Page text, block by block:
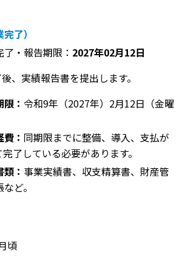
了）
了・報告期限： 2027年02月12日
、実績報告書を提出します。
： 令和9年（2027年）2月12日（金曜
： 同期限までに整備、導入、支払が
完了している必要があります。
： 事業実績書、収支精算書、財産管
ど。
頃